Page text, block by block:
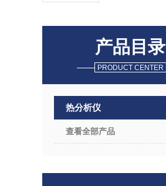
产品目录
PRODUCT CENTER
热分析仪
查看全部产品